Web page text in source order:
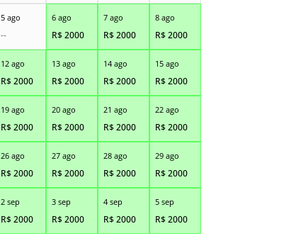
5 ago
--
6 ago
R$2000
7 ago
R$2000
8 ago
R$2000
12 ago
R$2000
13 ago
R$2000
14 ago
R$2000
15 ago
R$2000
19 ago
R$2000
20 ago
R$2000
21 ago
R$2000
22 ago
R$2000
26 ago
R$2000
27 ago
R$2000
28 ago
R$2000
29 ago
R$2000
2 sep
R$2000
3 sep
R$2000
4 sep
R$2000
5 sep
R$2000